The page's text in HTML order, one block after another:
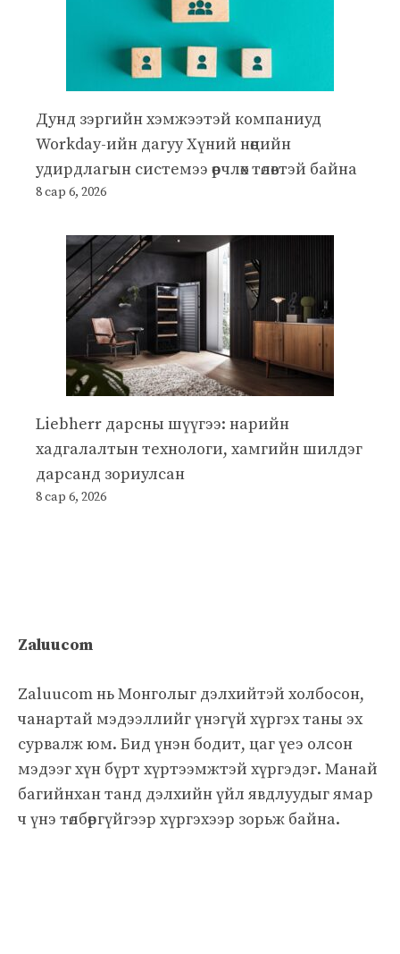
Дунд зэргийн хэмжээтэй компаниуд
Workday-ийн дагуу Хүний нөөцийн
удирдлагын системээ өөрчлөх төлөвтэй байна
8 сар 6, 2026
Liebherr дарсны шүүгээ: нарийн
хадгалалтын технологи, хамгийн шилдэг
дарсанд зориулсан
8 сар 6, 2026
Zaluucom
Zaluucom нь Монголыг дэлхийтэй холбосон,
чанартай мэдээллийг үнэгүй хүргэх таны эх
сурвалж юм. Бид үнэн бодит, цаг үеэ олсон
мэдээг хүн бүрт хүртээмжтэй хүргэдэг. Манай
багийнхан танд дэлхийн үйл явдлуудыг ямар
ч үнэ төлбөргүйгээр хүргэхээр зорьж байна.